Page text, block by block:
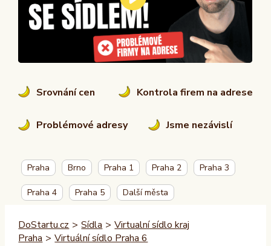
Srovnání cen Kontrola firem na adrese
Problémové adresy Jsme nezávislí
Praha Brno Praha 1 Praha 2 Praha 3
Praha 4 Praha 5 Další města
DoStartu.cz > Sídla > Virtualní sídlo kraj
Praha > Virtuální sídlo Praha 6